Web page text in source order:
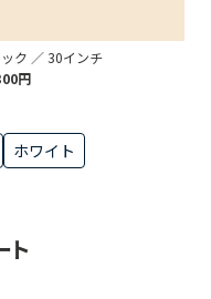
ク ／ 30インチ
円
ホワイト
ト